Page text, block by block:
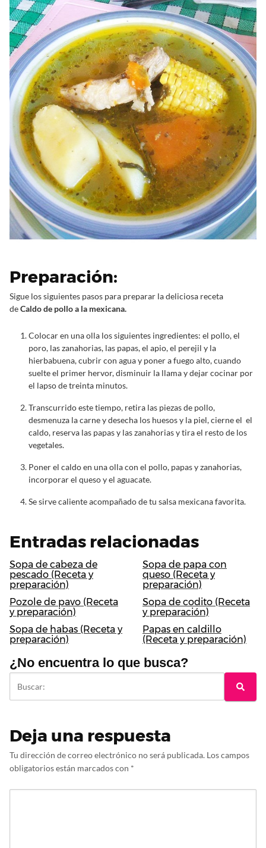
Preparación:
Sigue los siguientes pasos para preparar la deliciosa receta
deCaldo de pollo a la mexicana.
Colocar en una olla los siguientes ingredientes: el pollo, el
poro, las zanahorias, las papas, el apio, el perejil y la
hierbabuena, cubrir con agua y poner a fuego alto, cuando
suelte el primer hervor, disminuir la llama y dejar cocinar por
el lapso de treinta minutos.
Transcurrido este tiempo, retira las piezas de pollo,
desmenuza la carne y desecha los huesos y la piel, cierne el el
caldo, reserva las papas y las zanahorias y tira el resto de los
vegetales.
Poner el caldo en una olla con el pollo, papas y zanahorias,
incorporar el queso y el aguacate.
Se sirve caliente acompañado de tu salsa mexicana favorita.
Entradas relacionadas
Sopa de cabeza de
pescado (Receta y
preparación)
Sopa de papa con
queso (Receta y
preparación)
Pozole de pavo (Receta
y preparación)
Sopa de codito (Receta
y preparación)
Sopa de habas (Receta y
preparación)
Papas en caldillo
(Receta y preparación)
¿No encuentra lo que busca?
Deja una respuesta
Tu dirección de correo electrónico no será publicada. Los campos
obligatorios están marcados con *